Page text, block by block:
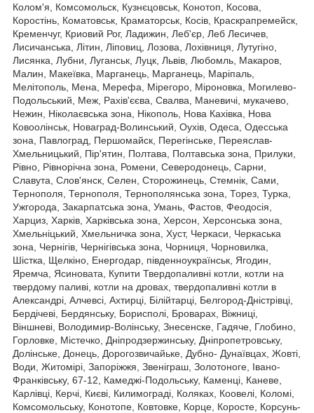
Колом'я, Комсомольск, Кузнєцовськ, Конотоп, Косова,
Коростінь, Коматовськ, Краматорськ, Косiв, Краскрапремейск,
Кременчуг, Криовий Рог, Ладижин, Леб'єр, Леб Лесичев,
Лисичанська, Літин, Ліповиц, Лозова, Лохівниця, Лутугіно,
Лисянка, Лубни, Луганськ, Луцк, Львів, Любомль, Макаров,
Малин, Макеївка, Марганець, Марганець, Маріпаль,
Мелітополь, Мена, Мерефа, Мірегоро, Міроновка, Могилево-
Подольський, Меж, Рахів'єєва, Свалва, Маневичі, мукачево,
Нежин, Ніколаєвська зона, Нікополь, Нова Кахівка, Нова
Ковоолінськ, Новаград-Волинський, Оухів, Одеса, Одесська
зона, Павлоград, Першомайск, Перегінське, Переяслав-
Хмельницький, Пір'ятин, Полтава, Полтавська зона, Прилуки,
Рівно, Рівнорічна зона, Ромени, Северодонець, Сарни,
Славута, Слов'янск, Селен, Сторожинець, Стемнік, Сами,
Тернополя, Тернополя, Тернополянська зона, Торез, Турка,
Ужгорода, Закарпатська зона, Умань, Фастов, Феодосія,
Харциз, Харків, Харківська зона, Херсон, Херсонська зона,
Хмельніцький, Хмельничка зона, Хуст, Черкаси, Черкаська
зона, Чернігів, Чернігівська зона, Чорниця, Чорновилка,
Шістка, Щелкіно, Енергодар, південноукраїнськ, Ягодин,
Яремча, Ясиновата, Купити Твердопаливні котли, котли на
твердому паливі, котли на дровах, твердопаливні котли в
Александрі, Алчевсі, Ахтирці, Білійтарці, Белгород-Дністрівці,
Бердічеві, Бердянську, Борисполі, Броварах, Віжниці,
Віншневі, Володимир-Волінську, Знесенске, Гадяче, Глобино,
Горловке, Містечко, Дніпродзержинську, Дніпропетровську,
Долінське, Донець, Дорогозвичайьке, Дубно- Дунаївцах, Жовті,
Води, Житомірі, Запоріжжя, Звеніграш, Золотоноге, Івано-
Франківську, 67-12, Камеджі-Подольську, Каменці, Каневе,
Карлівці, Керчі, Києві, Килимограді, Коляках, Коовелі, Коломі,
Комсомольську, Конотопе, Ковтовке, Корце, Коросте, Корсунь-